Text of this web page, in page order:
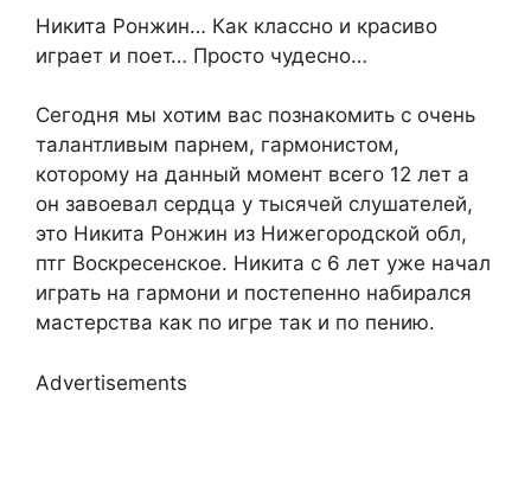
Никита Ронжин… Как классно и красиво
играет и поет… Просто чудесно…
Сегодня мы хотим вас познакомить с очень
талантливым парнем, гармонистом,
которому на данный момент всего 12 лет а
он завоевал сердца у тысячей слушателей,
это Никита Ронжин из Нижегородской обл,
птг Воскресенское. Никита с 6 лет уже начал
играть на гармони и постепенно набирался
мастерства как по игре так и по пению.
Advertisements